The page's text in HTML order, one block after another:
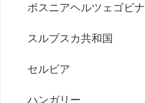
ボスニアヘルツェゴビナ
スルプスカ共和国
セルビア
ハンガリー